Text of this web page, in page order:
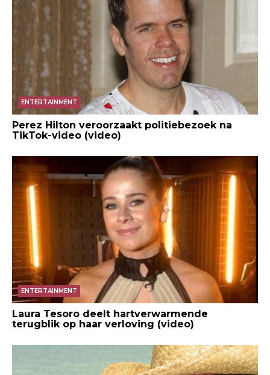
ENTERTAINMENT
Perez Hilton veroorzaakt politiebezoek na
TikTok-video (video)
ENTERTAINMENT
Laura Tesoro deelt hartverwarmende
terugblik op haar verloving (video)